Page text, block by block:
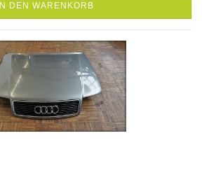
IN DEN WARENKORB